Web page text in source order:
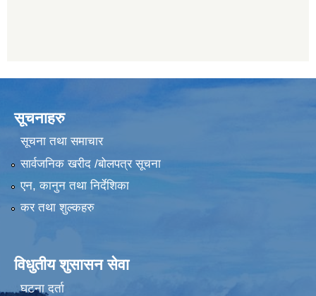
सूचनाहरु
सूचना तथा समाचार
सार्वजनिक खरीद /बोलपत्र सूचना
एन, कानुन तथा निर्देशिका
कर तथा शुल्कहरु
विधुतीय शुसासन सेवा
घटना दर्ता